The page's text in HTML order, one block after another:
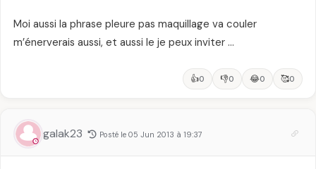
Moi aussi la phrase pleure pas maquillage va couler
m’énerverais aussi, et aussi le je peux inviter …
👍0 👎0 😂0 🥰0
galak23 Posté le 05 Jun 2013 à 19:37